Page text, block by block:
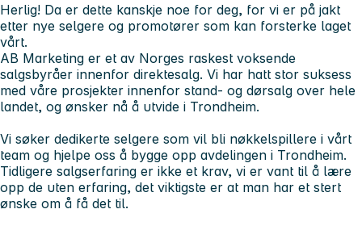
Herlig! Da er dette kanskje noe for deg, for vi er på jakt
etter nye selgere og promotører som kan forsterke laget
vårt.
AB Marketing er et av Norges raskest voksende
salgsbyråer innenfor direktesalg. Vi har hatt stor suksess
med våre prosjekter innenfor stand- og dørsalg over hele
landet, og ønsker nå å utvide i Trondheim.
Vi søker dedikerte selgere som vil bli nøkkelspillere i vårt
team og hjelpe oss å bygge opp avdelingen i Trondheim.
Tidligere salgserfaring er ikke et krav, vi er vant til å lære
opp de uten erfaring, det viktigste er at man har et stert
ønske om å få det til.